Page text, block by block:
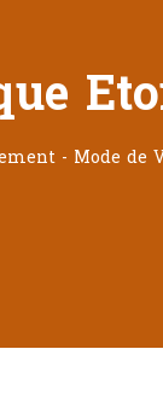
- Mode de